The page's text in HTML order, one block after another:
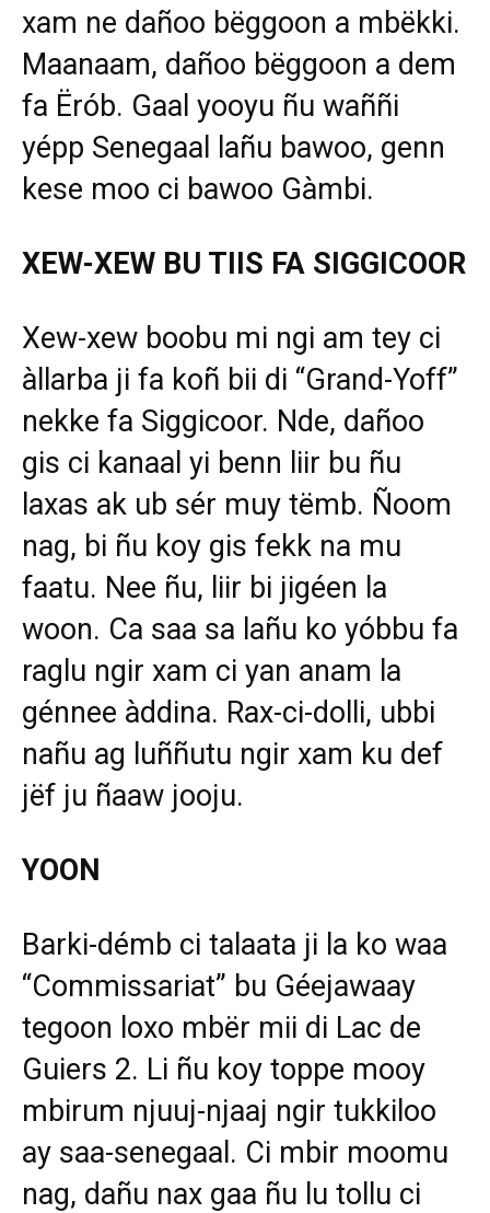
xam ne dañoo bëggoon a mbëkki.
Maanaam, dañoo bëggoon a dem
fa Ërób. Gaal yooyu ñu waññi
yépp Senegaal lañu bawoo, genn
kese moo ci bawoo Gàmbi.
XEW-XEW BU TIIS FA SIGGICOOR
Xew-xew boobu mi ngi am tey ci
àllarba ji fa koñ bii di “Grand-Yoff”
nekke fa Siggicoor. Nde, dañoo
gis ci kanaal yi benn liir bu ñu
laxas ak ub sér muy tëmb. Ñoom
nag, bi ñu koy gis fekk na mu
faatu. Nee ñu, liir bi jigéen la
woon. Ca saa sa lañu ko yóbbu fa
raglu ngir xam ci yan anam la
génnee àddina. Rax-ci-dolli, ubbi
nañu ag luññutu ngir xam ku def
jëf ju ñaaw jooju.
YOON
Barki-démb ci talaata ji la ko waa
“Commissariat” bu Géejawaay
tegoon loxo mbër mii di Lac de
Guiers 2. Li ñu koy toppe mooy
mbirum njuuj-njaaj ngir tukkiloo
ay saa-senegaal. Ci mbir moomu
nag, dañu nax gaa ñu lu tollu ci